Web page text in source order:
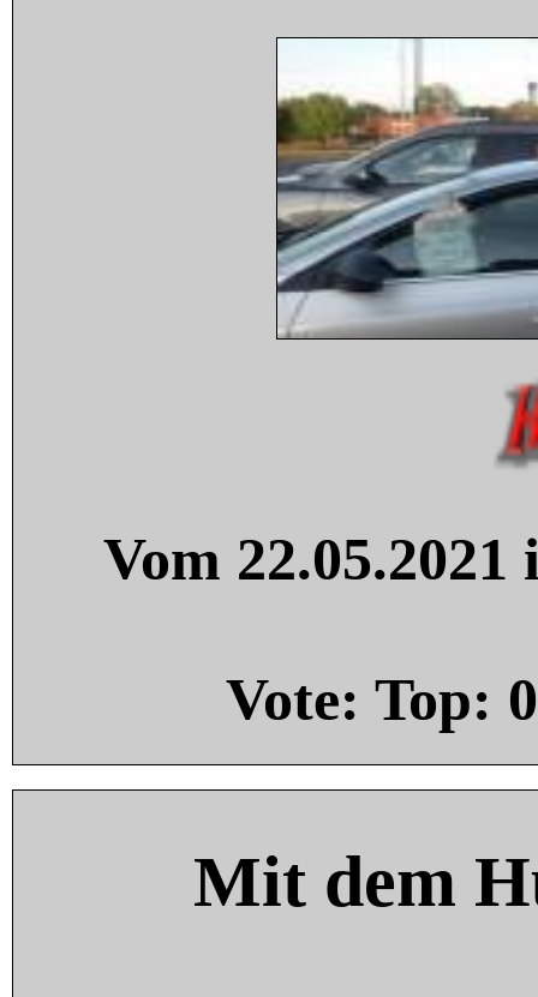
Vom
Vote: Top: 0
Mit dem